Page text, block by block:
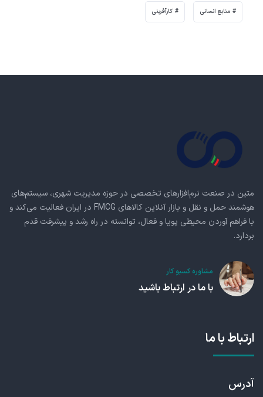
منابع انسانی کارآفرینی
متین در صنعت نرم‌افزارهای تخصصی در حوزه مدیریت شهری، سیستم‌های
هوشمند حمل و نقل و بازار آنلاین کالاهای FMCG در ایران فعالیت می‌کند و
با فراهم آوردن محیطی پویا و فعال، توانسته در راه رشد و پیشرفت قدم
بردارد.
مشاوره کسبو کار
با ما در ارتباط باشید
ارتباط با ما
آدرس